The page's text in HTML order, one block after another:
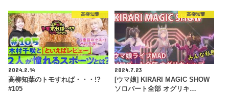
高柳知葉
2024.2.14
高柳知葉のトモすれば・・・!?
#105
高柳知葉
2024.7.23
[ウマ娘] KIRARI MAGIC SHOW
ソロパート全部 オグリキ…